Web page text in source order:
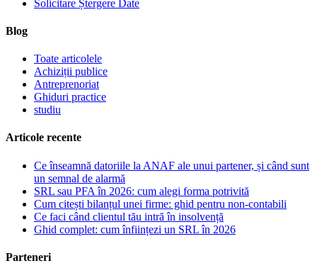
Solicitare Ștergere Date
Blog
Toate articolele
Achiziții publice
Antreprenoriat
Ghiduri practice
studiu
Articole recente
Ce înseamnă datoriile la ANAF ale unui partener, și când sunt
un semnal de alarmă
SRL sau PFA în 2026: cum alegi forma potrivită
Cum citești bilanțul unei firme: ghid pentru non-contabili
Ce faci când clientul tău intră în insolvență
Ghid complet: cum înființezi un SRL în 2026
Parteneri